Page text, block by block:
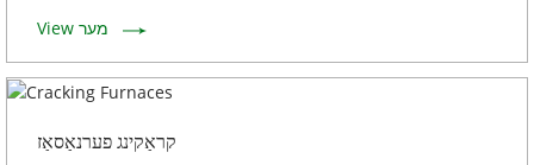
View מער
קראַקינג פערנאַסאַז